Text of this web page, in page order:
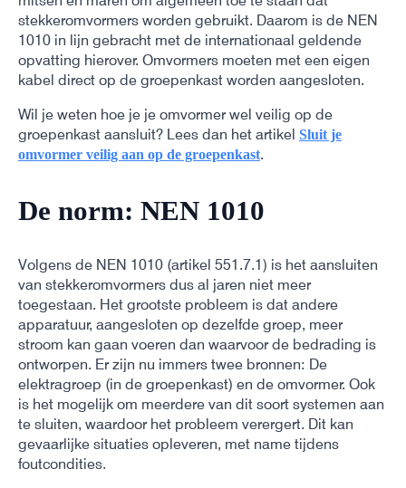
stekkeromvormers worden gebruikt. Daarom is de NEN
1010 in lijn gebracht met de internationaal geldende
opvatting hierover. Omvormers moeten met een eigen
kabel direct op de groepenkast worden aangesloten.
Wil je weten hoe je je omvormer wel veilig op de
groepenkast aansluit? Lees dan het artikel Sluit je
omvormer veilig aan op de groepenkast.
De norm: NEN 1010
Volgens de NEN 1010 (artikel 551.7.1) is het aansluiten
van stekkeromvormers dus al jaren niet meer
toegestaan. Het grootste probleem is dat andere
apparatuur, aangesloten op dezelfde groep, meer
stroom kan gaan voeren dan waarvoor de bedrading is
ontworpen. Er zijn nu immers twee bronnen: De
elektragroep (in de groepenkast) en de omvormer. Ook
is het mogelijk om meerdere van dit soort systemen aan
te sluiten, waardoor het probleem verergert. Dit kan
gevaarlijke situaties opleveren, met name tijdens
foutcondities.